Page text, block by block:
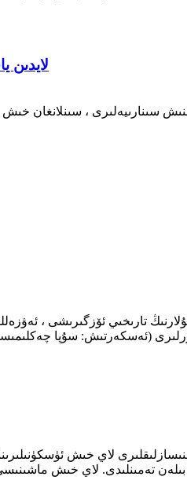
سىنارىيەلىرى ، سىنلانغان
لاي خىش